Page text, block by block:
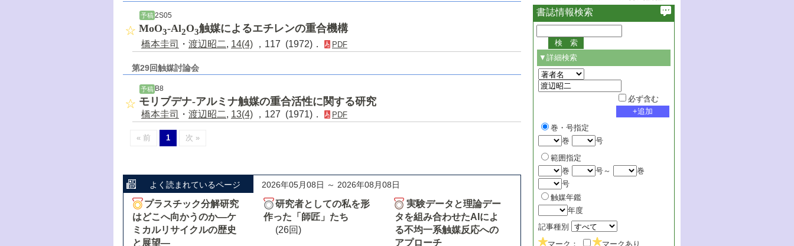
予稿 2S05
MoO3-Al2O3触媒によるエチレンの重合機構
橋本圭司 ・ 渡辺昭二, 14(4) ，117 (1972)． PDF
第29回触媒討論会
予稿 B8
モリブデナ-アルミナ触媒の重合活性に関する研究
橋本圭司 ・ 渡辺昭二, 13(4) ，127 (1971)． PDF
« 前 1 次 »
よく読まれているページ 2026年05月08日 ～ 2026年08月08日
プラスチック分解研究
はどこへ向かうのか―ケ
ミカルリサイクルの歴史
と展望―
研究者としての私を形
作った「師匠」たち
(26回)
実験データと理論デー
タを組み合わせたAIによ
る不均一系触媒反応への
アプローチ
書誌情報検索
▼詳細検索
必ず含む
巻・号指定
巻
号
範囲指定
巻
号～
巻
号
触媒年鑑
年度
記事種別
マーク：
マークあり